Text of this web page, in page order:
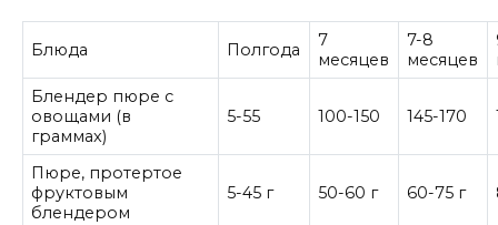
Блюда Полгода
7
месяцев
7-8
месяцев
Блендер пюре с
овощами (в
граммах)
5-55 100-150 145-170
Пюре, протертое
фруктовым
блендером
5-45 г 50-60 г 60-75 г